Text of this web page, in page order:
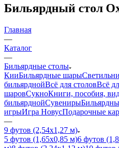
Бильярдный стол
Главная
—
Каталог
—
Бильярдные столы
КииБильярдные шары
бильярднойВсё для столовВсё
шаровСукноКниги, пособия,
бильярднойСувениры
игрыИгра НовусПодарочные
—
9 футов (2,54х1,27 м)
5 футов (1,65х0,85 м)6 футов